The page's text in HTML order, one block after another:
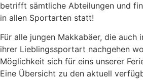
betrifft sämtliche Abteilungen und
in allen Sportarten statt!
Für alle jungen Makkabäer, die auch
ihrer Lieblingssportart nachgehen
Möglichkeit sich für eins unserer
Eine Übersicht zu den aktuell